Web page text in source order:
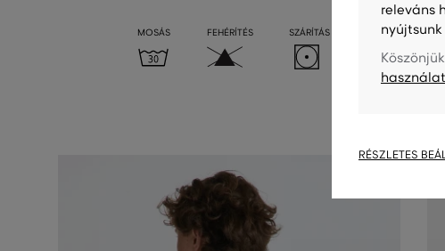
MOSÁS FEHÉRÍTÉS SZÁRÍTÁS VASALÁS
releváns
RÉSZLETES